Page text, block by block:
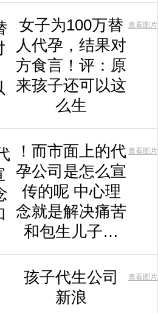
女子为100万替
人代孕，结果对
方食言！评：原
来孩子还可以这
么生
查看图片
！而市面上的代
孕公司是怎么宣
传的呢 中心理
念就是解决痛苦
和包生儿子…
查看图片
孩子代生公司
新浪
查看图片